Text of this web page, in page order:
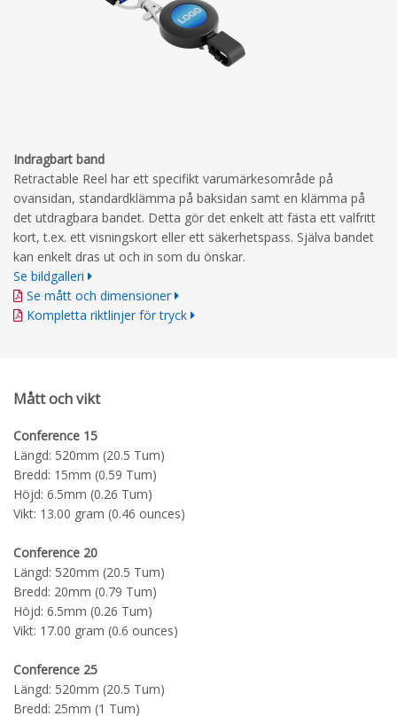
Indragbart band
Retractable Reel har ett specifikt varumärkesområde på
ovansidan, standardklämma på baksidan samt en klämma på
det utdragbara bandet. Detta gör det enkelt att fästa ett valfritt
kort, t.ex. ett visningskort eller ett säkerhetspass. Själva bandet
kan enkelt dras ut och in som du önskar.
Se bildgalleri
Se mått och dimensioner
Kompletta riktlinjer för tryck
Mått och vikt
Conference 15
Längd: 520mm (20.5 Tum)
Bredd: 15mm (0.59 Tum)
Höjd: 6.5mm (0.26 Tum)
Vikt: 13.00 gram (0.46 ounces)
Conference 20
Längd: 520mm (20.5 Tum)
Bredd: 20mm (0.79 Tum)
Höjd: 6.5mm (0.26 Tum)
Vikt: 17.00 gram (0.6 ounces)
Conference 25
Längd: 520mm (20.5 Tum)
Bredd: 25mm (1 Tum)